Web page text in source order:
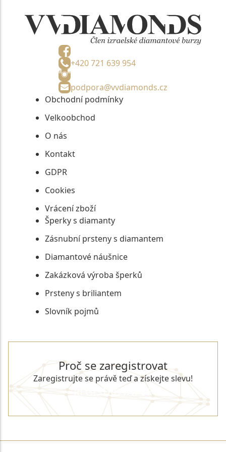
+420 721 639 954
podpora@vvdiamonds.cz
Obchodní podmínky
Velkoobchod
O nás
Kontakt
GDPR
Cookies
Vrácení zboží
Šperky s diamanty
Zásnubní prsteny s diamantem
Diamantové náušnice
Zakázková výroba šperků
Prsteny s briliantem
Slovník pojmů
Proč se zaregistrovat
Zaregistrujte se právě teď a získejte slevu!
REGISTROVAT SE